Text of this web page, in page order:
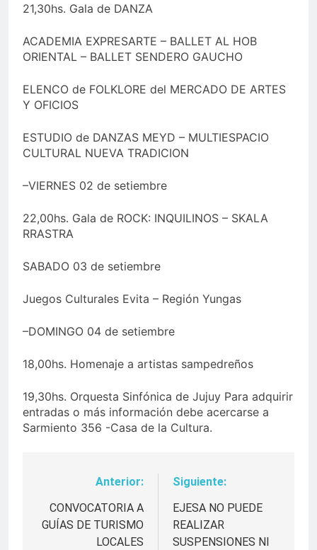
21,30hs. Gala de DANZA
ACADEMIA EXPRESARTE – BALLET AL HOB
ORIENTAL – BALLET SENDERO GAUCHO
ELENCO de FOLKLORE del MERCADO DE ARTES
Y OFICIOS
ESTUDIO de DANZAS MEYD – MULTIESPACIO
CULTURAL NUEVA TRADICION
–VIERNES 02 de setiembre
22,00hs. Gala de ROCK: INQUILINOS – SKALA
RRASTRA
SABADO 03 de setiembre
Juegos Culturales Evita – Región Yungas
–DOMINGO 04 de setiembre
18,00hs. Homenaje a artistas sampedreños
19,30hs. Orquesta Sinfónica de Jujuy Para adquirir
entradas o más información debe acercarse a
Sarmiento 356 -Casa de la Cultura.
Navegación
de
entradas
Anterior:
CONVOCATORIA A
GUÍAS DE TURISMO
LOCALES
Siguiente:
EJESA NO PUEDE
REALIZAR
SUSPENSIONES NI